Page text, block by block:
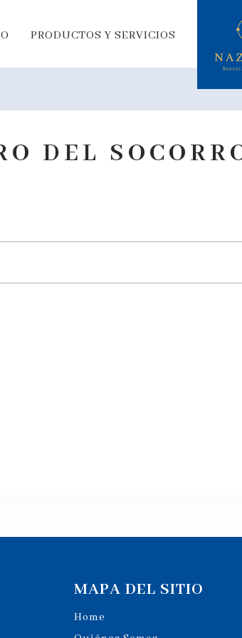
PRODUCTOS Y SERVICIOS
DEL
MAPA DEL SITIO
Home